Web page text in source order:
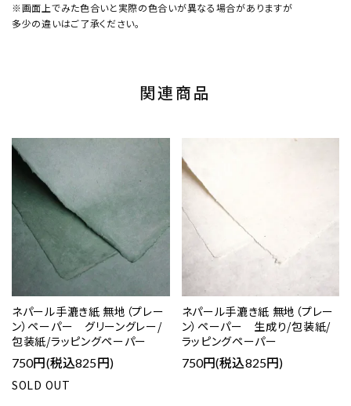
※画面上でみた色合いと実際の色合いが異なる場合がありますが
多少の違いはご了承ください。
関連商品
ネパール手漉き紙 無地（プレー
ン）ペーパー グリーングレー/
包装紙/ラッピングペーパー
750円(税込825円)
SOLD OUT
ネパール手漉き紙 無地（プレー
ン）ペーパー 生成り/包装紙/
ラッピングペーパー
750円(税込825円)